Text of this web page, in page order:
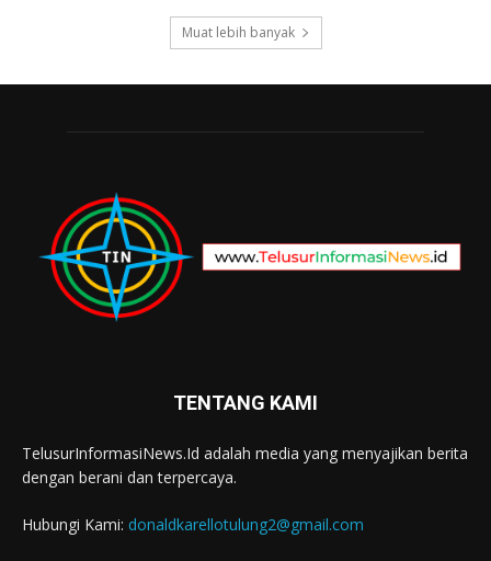
Muat lebih banyak
TENTANG KAMI
TelusurInformasiNews.Id adalah media yang menyajikan berita
dengan berani dan terpercaya.
Hubungi Kami: donaldkarellotulung2@gmail.com